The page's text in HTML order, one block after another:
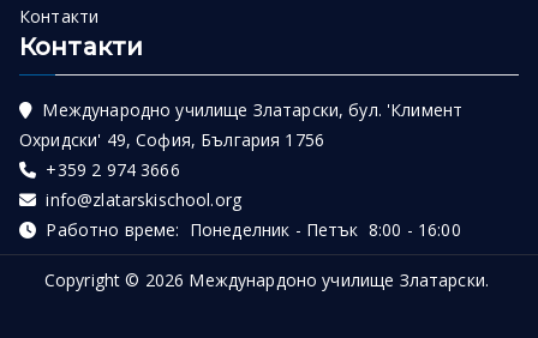
Контакти
Контакти
Международно училище Златарски, бул. 'Климент
Охридски' 49, София, България 1756
+359 2 974 3666
info@zlatarskischool.org
Работно време: Понеделник - Петък 8:00 - 16:00
Copyright © 2026 Междунардоно училище Златарски.